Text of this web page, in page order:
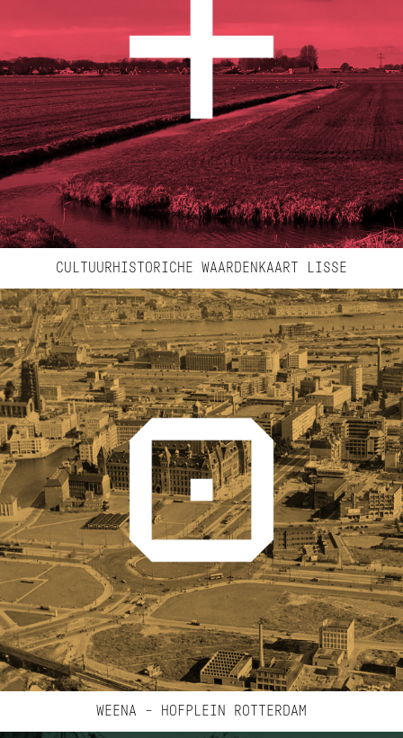
CULTUURHISTORICHE WAARDENKAART LISSE
WEENA – HOFPLEIN ROTTERDAM